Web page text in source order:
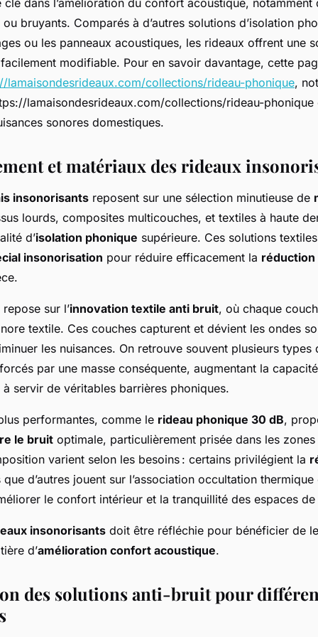
clé dans l’amélioration du confort acoustique, notamment
bruyants. Comparés à d’autres solutions d’isolation
ou les panneaux acoustiques, les rideaux offrent une
modifiable. Pour en savoir davantage, cette
lamaisondesrideaux.com/collections/rideau-phonique,
lamaisondesrideaux.com/collections/rideau-phonique
sonores domestiques.
et matériaux des rideaux
insonorisants reposent sur une sélection minutieuse de
lourds, composites multicouches, et textiles à haute
d’isolation phonique supérieure. Ces solutions
insonorisation pour réduire efficacement la
sur l’innovation textile anti bruit, où chaque
textile. Ces couches capturent et dévient les ondes
les nuisances. On retrouve souvent plusieurs types
par une masse conséquente, augmentant la
servir de véritables barrières phoniques.
performantes, comme le rideau phonique 30 dB,
le bruit optimale, particulièrement prisée dans les
varient selon les besoins : certains privilégient la
d’autres jouent sur l’association occultation
le confort intérieur et la tranquillité des espaces
insonorisants doit être réfléchie pour bénéficier de
d’amélioration confort acoustique.
des solutions anti-bruit pour